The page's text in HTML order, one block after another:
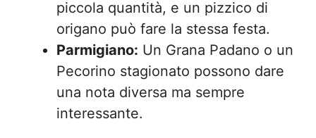
piccola quantità, e un pizzico di
origano può fare la stessa festa.
Parmigiano: Un Grana Padano o un
Pecorino stagionato possono dare
una nota diversa ma sempre
interessante.